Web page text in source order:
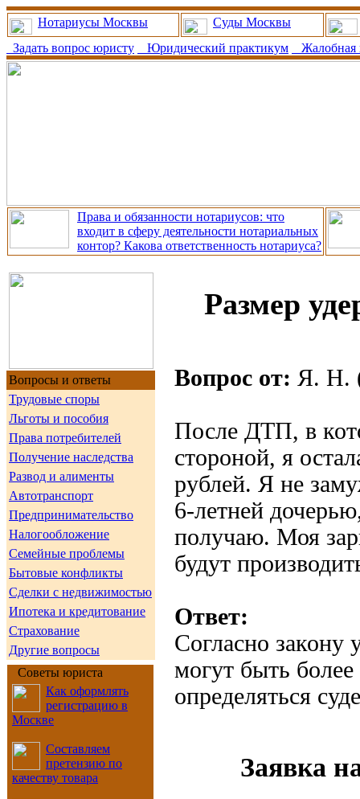
Нотариусы Москвы
Суды Москвы
Задать вопрос юристу
Юридический практикум Жалобная
Права и обязанности нотариусов: что
входит в сферу деятельности нотариальных
контор? Какова ответственность нотариуса?
Вопросы и ответы
Трудовые споры
Льготы и пособия
Права потребителей
Получение наследства
Развод и алименты
Автотранспорт
Предпринимательство
Налогообложение
Семейные проблемы
Бытовые конфликты
Сделки с недвижимостью
Ипотека и кредитование
Страхование
Другие вопросы
Советы юриста
Как оформлять
регистрацию в
Москве
Составляем
претензию по
качеству товара
Размер
Вопрос от: Я. Н.
После ДТП, в
стороной, я
рублей. Я не
6-летней
получаю. Моя
будут
Ответ:
Согласно закону
могут быть
определяться
Заявка